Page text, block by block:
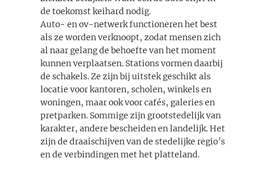
de toekomst keihard nodig.
Auto- en ov-netwerk functioneren het best
als ze worden verknoopt, zodat mensen zich
al naar gelang de behoefte van het moment
kunnen verplaatsen. Stations vormen daarbij
de schakels. Ze zijn bij uitstek geschikt als
locatie voor kantoren, scholen, winkels en
woningen, maar ook voor cafés, galeries en
pretparken. Sommige zijn grootstedelijk van
karakter, andere bescheiden en landelijk. Het
zijn de draaischijven van de stedelijke regio’s
en de verbindingen met het platteland.